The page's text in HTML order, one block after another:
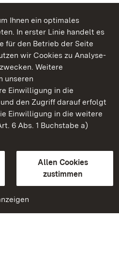
Ihnen ein optimales
In erster Linie handelt es
für den Betrieb der Seite
wir Cookies zu Analyse-
Weitere
unseren
Einwilligung in die
den Zugriff darauf erfolgt
Einwilligung in die weitere
6 Abs. 1 Buchstabe a)
Allen Cookies
zustimmen
Baden‑Württemberg
Baden-Württemberg